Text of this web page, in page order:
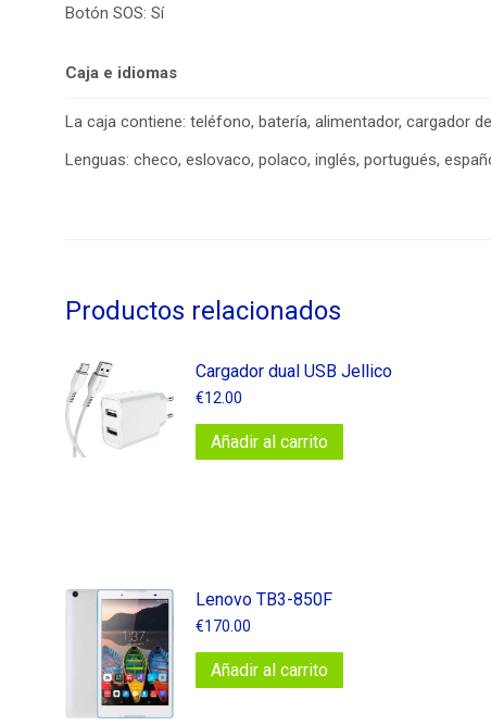
Botón SOS: Sí
Caja e idiomas
La caja contiene: teléfono, batería, alimentador, cargador
Lenguas: checo, eslovaco, polaco, inglés, portugués,
Productos relacionados
Cargador dual USB Jellico
€12.00
Añadir al carrito
Lenovo TB3-850F
€170.00
Añadir al carrito